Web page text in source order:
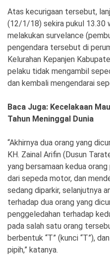
Atas kecurigaan tersebut,
(12/1/18) sekira pukul 13.30
melakukan survelance
pengendara tersebut di
Kelurahan Kepanjen
pelaku tidak mengambil
dan kembali mengendarai
Baca Juga: Kecelakaan
Tahun Meninggal Dunia
“Akhirnya dua orang yang
KH. Zainal Arifin (Dusun
yang bersamaan kedua
dari sepeda motor, dan
sedang diparkir, selanjutnya
terhadap dua orang yang
penggeledahan terhadap
pada salah satu orang
berbentuk “T” (kunci “T”),
pipih,” katanya.